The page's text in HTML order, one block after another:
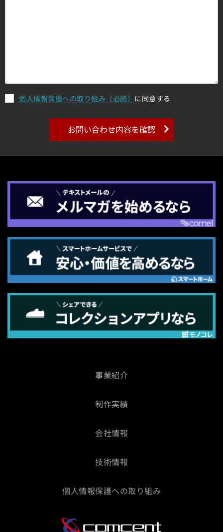
個人情報保護への取り組み（必読） に同意する
事業紹介
制作実績
会社情報
技術情報
個人情報保護への取り組み